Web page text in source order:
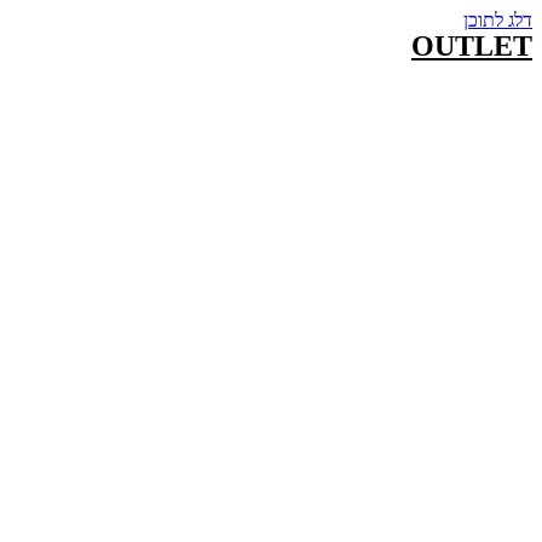
דלג לתוכן
OUTLET